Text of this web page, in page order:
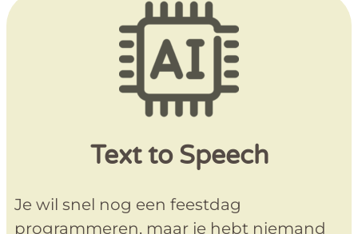
Text to Speech
Je wil snel nog een feestdag
programmeren, maar je hebt niemand